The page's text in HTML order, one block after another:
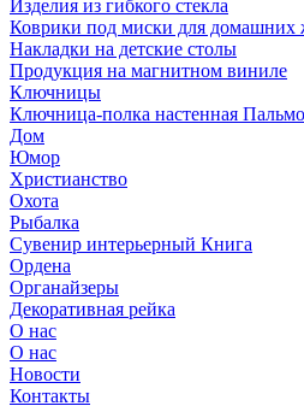
Изделия из гибкого стекла
Коврики под миски для домашних
Накладки на детские столы
Продукция на магнитном виниле
Ключницы
Ключница-полка настенная
Дом
Юмор
Христианство
Охота
Рыбалка
Сувенир интерьерный Книга
Ордена
Органайзеры
Декоративная рейка
О нас
О нас
Новости
Контакты